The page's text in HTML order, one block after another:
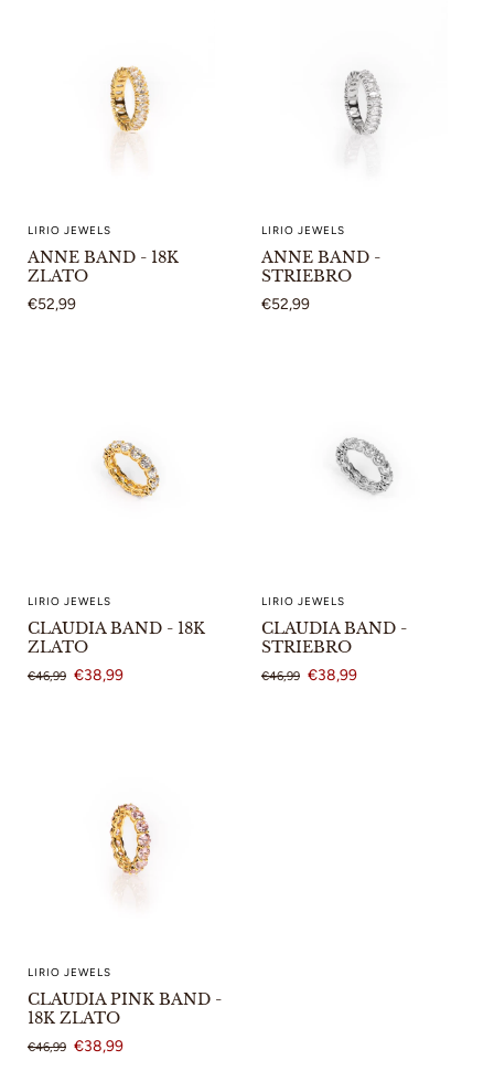
LIRIO JEWELS
ANNE BAND - 18K
ZLATO
€52,99
LIRIO JEWELS
ANNE BAND -
STRIEBRO
€52,99
LIRIO JEWELS
CLAUDIA BAND - 18K
ZLATO
€46,99 €38,99
LIRIO JEWELS
CLAUDIA BAND -
STRIEBRO
€46,99 €38,99
LIRIO JEWELS
CLAUDIA PINK BAND -
18K ZLATO
€46,99 €38,99